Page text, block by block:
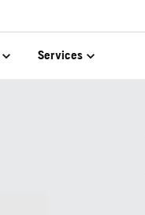
Services